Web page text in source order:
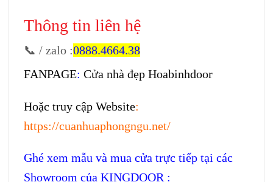
Thông tin liên hệ
📞 / zalo :0888.4664.38
FANPAGE: Cửa nhà đẹp Hoabinhdoor
Hoặc truy cập Website:
https://cuanhuaphongngu.net/
Ghé xem mẫu và mua cửa trực tiếp tại các
Showroom của KINGDOOR :